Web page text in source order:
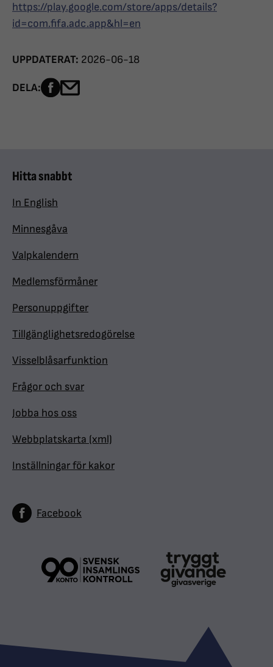
https://play.google.com/store/apps/details?
id=com.fifa.adc.app&hl=en
UPPDATERAT: 2026-06-18
DELA: Dela sidan på Facebook
Hitta snabbt
In English
Minnesgåva
Valpkalendern
Medlemsförmåner
Personuppgifter
Tillgänglighetsredogörelse
Visselblåsarfunktion
Frågor och svar
Jobba hos oss
Webbplatskarta (xml)
Inställningar för kakor
Facebook